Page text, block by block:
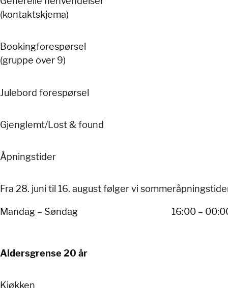
(kontaktskjema)
Bookingforespørsel
(gruppe over 9)
Julebord forespørsel
Gjenglemt/Lost & found
Åpningstider
Fra 28. juni til 16. august følger vi
Mandag – Søndag 16:00 –
Aldersgrense 20 år
Kjøkken